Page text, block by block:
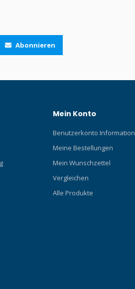
Abonnieren
Mein Konto
Benutzerkonto Information
Meine Bestellungen
Mein Wunschzettel
Vergleichen
Alle Produkte